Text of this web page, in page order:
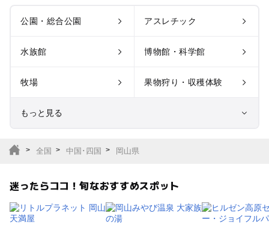
公園・総合公園 アスレチック
水族館 博物館・科学館
牧場 果物狩り・収穫体験
もっと見る
サファリパーク
植物園・フラワーパー
ク
全国 中国･四国 岡山県
迷ったらココ！旬なおすすめスポット